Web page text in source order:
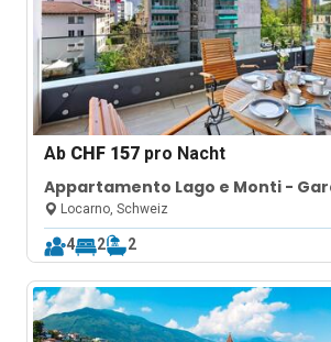
Ab CHF 157 pro Nacht
Appartamento Lago e Monti -
Terrace in Locarno
Locarno, Schweiz
4 2 2